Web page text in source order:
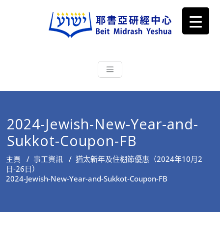
耶書亞研經中心
根源明白聖經，成為更好的門徒
2024-Jewish-New-Year-and-
Sukkot-Coupon-FB
主頁 / 事工資訊 / 猶太新年及住棚節優惠（2024年10月2
日-26日）
2024-Jewish-New-Year-and-Sukkot-Coupon-FB